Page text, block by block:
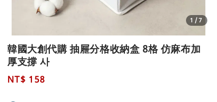
1 /7
韓國大創代購 抽屜分格收納盒 8格 仿麻布加
厚支撐 사
Regular
NT$ 158